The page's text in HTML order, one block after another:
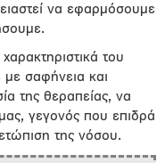
να εφαρμόσουμε
του
σαφήνεια και
της θεραπείας, να
γεγονός που επιδρά
της νόσου.